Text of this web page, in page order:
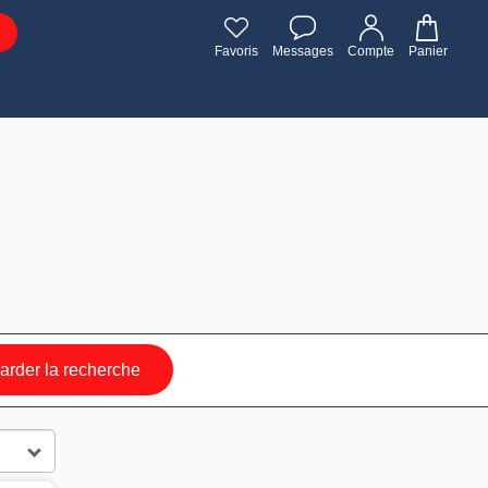
Favoris Messages Compte Panier
la recherche